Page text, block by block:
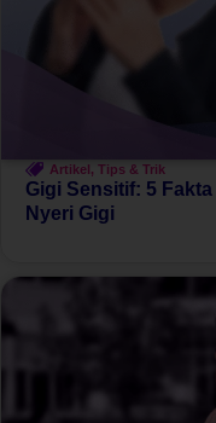
Artikel, Tips & Trik
Gigi Sensitif: 5
Nyeri Gigi